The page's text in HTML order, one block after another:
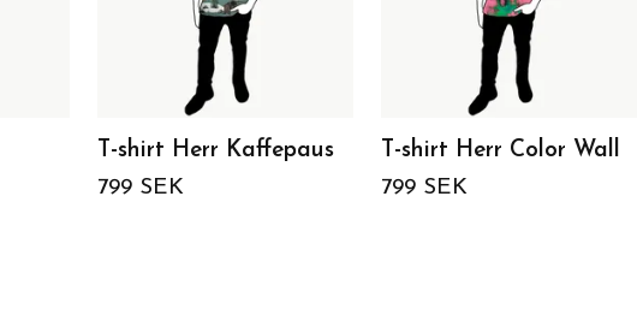
T-shirt Herr Kaffepaus
799 SEK
T-shirt Herr Color Wall
799 SEK